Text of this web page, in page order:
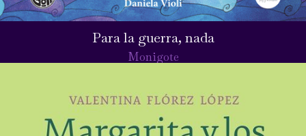
Para la guerra, nada
Monigote